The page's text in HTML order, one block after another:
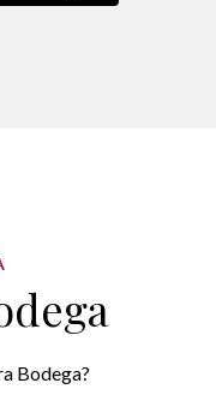
Bodega?